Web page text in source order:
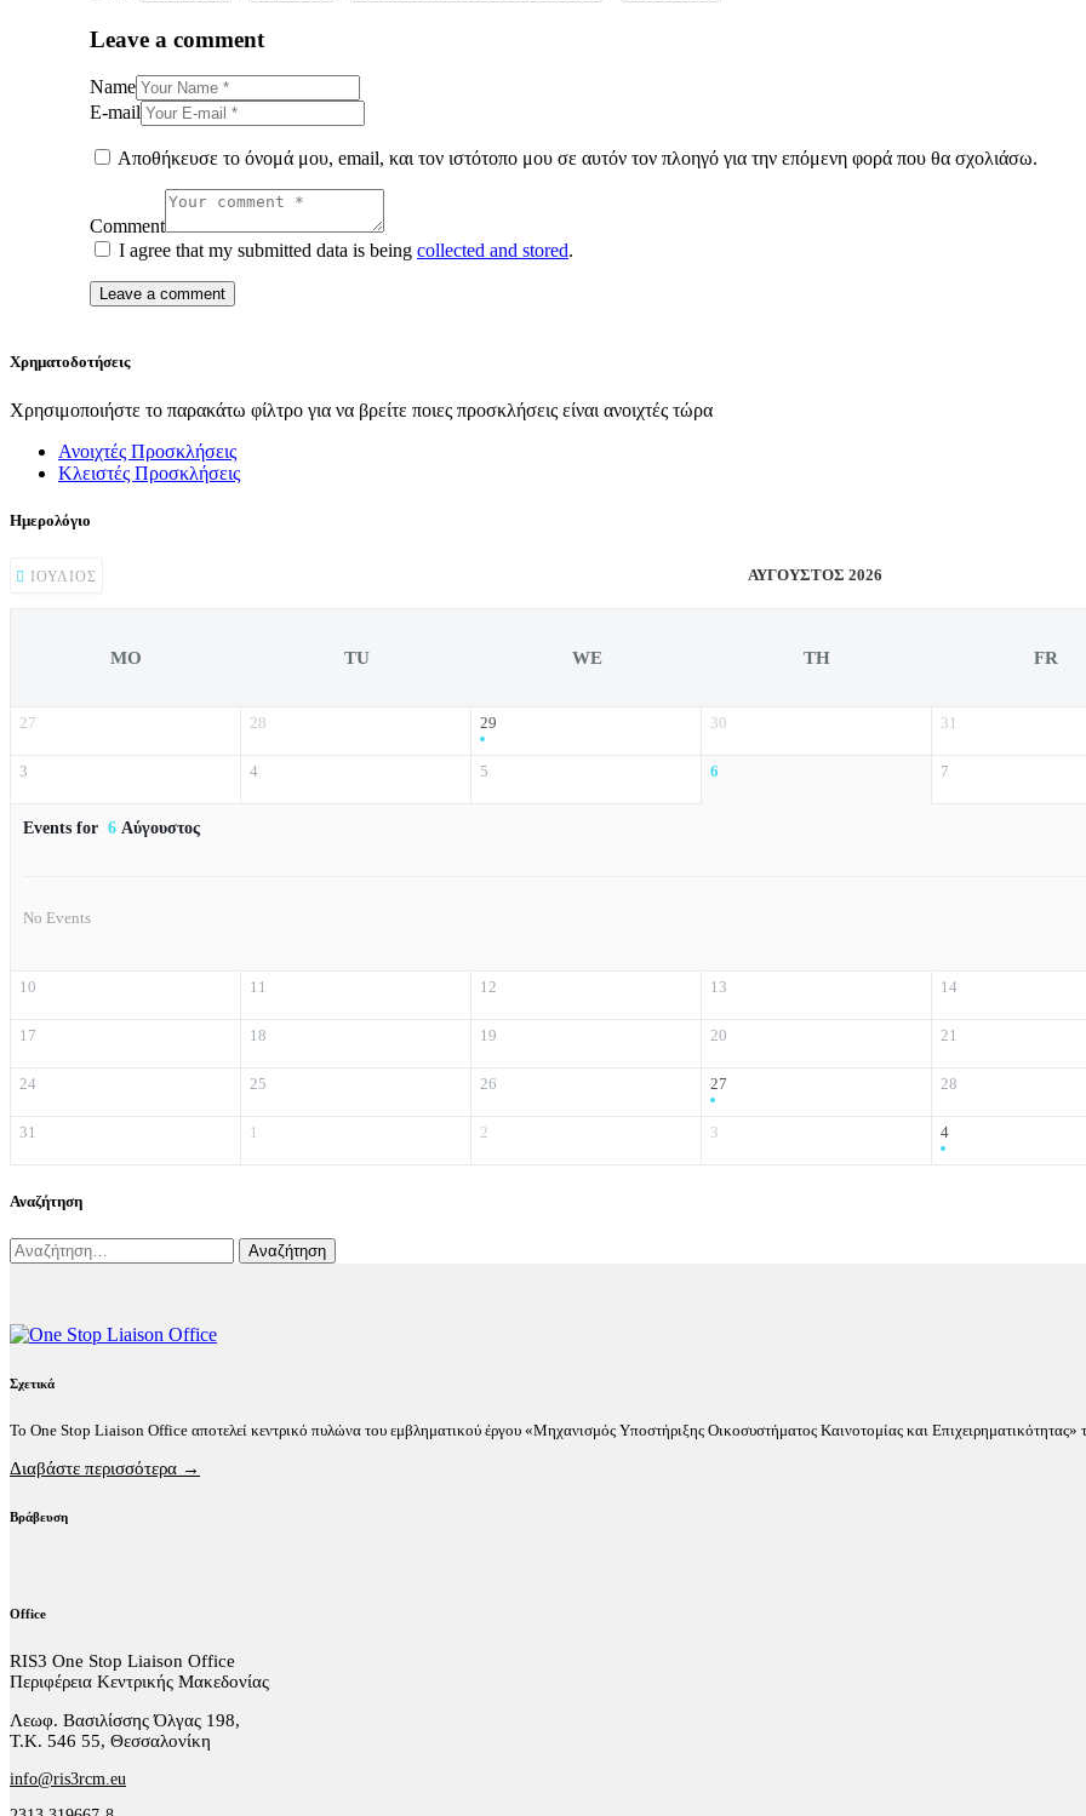
Leave a comment
Name
E-mail
Αποθήκευσε το όνομά μου, email, και τον ιστότοπο μου σε αυτόν τον πλοηγό για την επόμενη φορά που θα σχολιάσω.
Comment
I agree that my submitted data is being collected and stored.
Χρηματοδοτήσεις
Χρησιμοποιήστε το παρακάτω φίλτρο για να βρείτε ποιες προσκλήσεις είναι ανοιχτές τώρα
Ανοιχτές Προσκλήσεις
Κλειστές Προσκλήσεις
Ημερολόγιο
ΙΟΎΛΙΟΣ ΑΎΓΟΥΣΤΟΣ 2026
MO TU WE TH FR
27 28 29 30 31
3 4 5 6 7
Events for 6 Αύγουστος
No Events
10 11 12 13 14
17 18 19 20 21
24 25 26 27 28
31 1 2 3 4
Αναζήτηση
Αναζήτηση
για:
Σχετικά
Το One Stop Liaison Office αποτελεί κεντρικό πυλώνα του εμβληματικού έργου «Μηχανισμός Υποστήριξης Οικοσυστήματος Καινοτομίας και Επιχειρηματικότητας»
Διαβάστε περισσότερα →
Βράβευση
Office
RIS3 One Stop Liaison Office
Περιφέρεια Κεντρικής Μακεδονίας
Λεωφ. Βασιλίσσης Όλγας 198,
Τ.Κ. 546 55, Θεσσαλονίκη
info@ris3rcm.eu